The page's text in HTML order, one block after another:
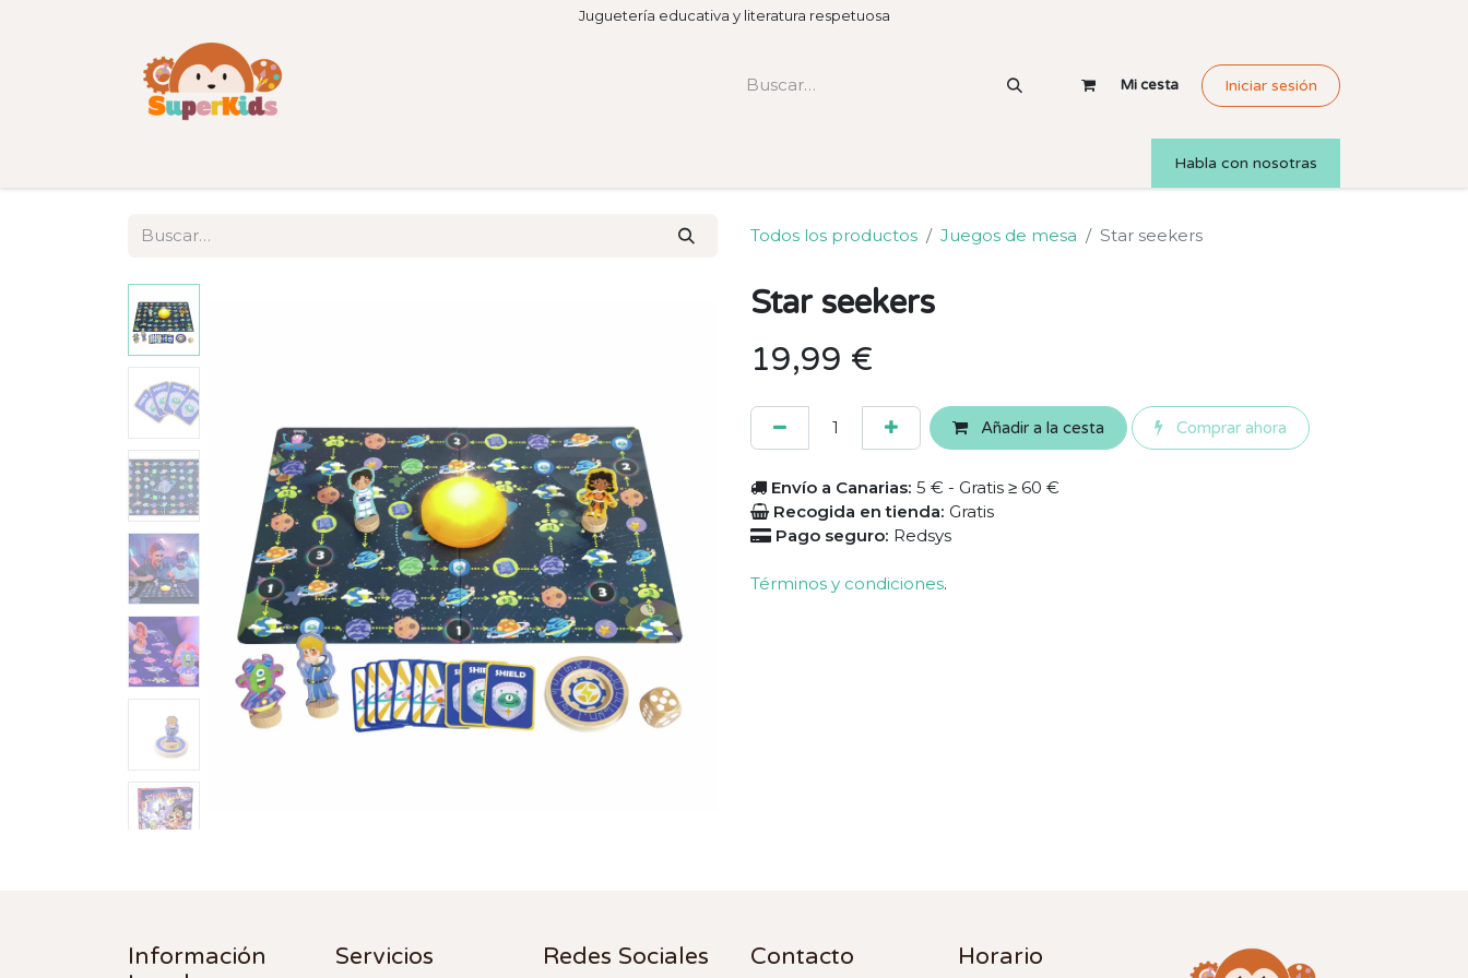
Juguetería educativa y literatura respetuosa
Mi cesta Iniciar sesión
Habla con nosotras
Todos los productos Juegos de mesa Star seekers
Star seekers
19,99 €
Añadir a la cesta Comprar ahora
Envío a Canarias: 5 € - Gratis ≥ 60 €
Recogida en tienda: Gratis
Pago seguro: Redsys
Términos y condiciones.
Información
Servicios Redes Sociales Contacto Horario